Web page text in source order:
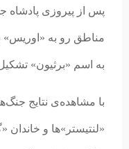
پس از پیروزی پادشاه
مناطق رو به «اوریس»
به اسم «برثیون»
با مشاهده‌ی نتایج
«لنتیستر»ها و خاندان